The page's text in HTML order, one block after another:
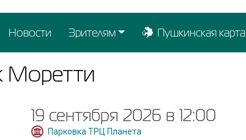
Новости Зрителям Пушкинская карта
Моретти
19 сентября 2026 в 12:00
Парковка ТРЦ Планета